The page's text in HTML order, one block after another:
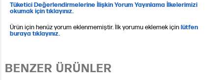
Tüketici Değerlendirmelerine İlişkin Yorum Yayınlama İlkelerimizi
okumak için tıklayınız.
Ürün için henüz yorum eklenmemiştir. İlk yorumu eklemek içinlütfen
buraya tıklayınız.
BENZER ÜRÜNLER